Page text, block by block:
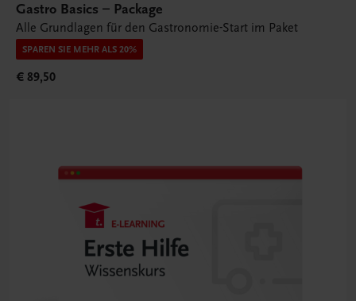
Gastro Basics – Package
Alle Grundlagen für den Gastronomie-Start im Paket
SPAREN SIE MEHR ALS 20%
€ 89,50